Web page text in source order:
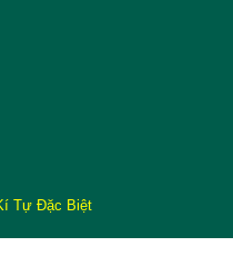
Tự Đặc Biệt